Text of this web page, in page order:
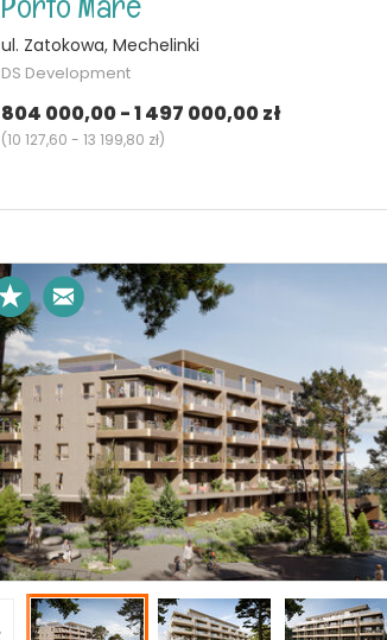
ul. Zatokowa, Mechelinki
DS Development
804 000,00 - 1 497 000,00 zł
(10 127,60 - 13 199,80 zł)